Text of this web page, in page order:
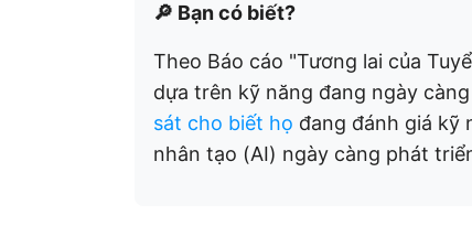
🔎 Bạn có biết?
Theo Báo cáo "Tương lai của
dựa trên kỹ năng đang ngày
sát cho biết họ đang đánh giá kỹ
nhân tạo (AI) ngày càng phát